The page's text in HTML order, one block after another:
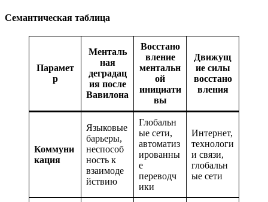
Семантическая таблица
Парамет
р
Менталь
ная
деградац
ия после
Вавилона
Восстано
вление
ментальн
ой
инициати
вы
Движущ
ие силы
восстано
вления
Коммуни
кация
Языковые
барьеры,
неспособ
ность к
взаимоде
йствию
Глобальн
ые сети,
автоматиз
ированны
е
переводч
ики
Интернет,
технологи
и связи,
глобальн
ые сети